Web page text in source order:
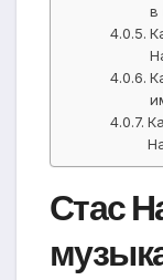
в
Стас